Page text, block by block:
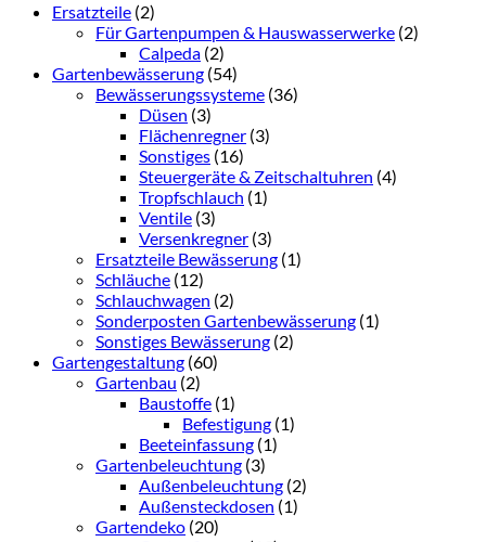
Ersatzteile (2)
Für Gartenpumpen & Hauswasserwerke (2)
Calpeda (2)
Gartenbewässerung (54)
Bewässerungssysteme (36)
Düsen (3)
Flächenregner (3)
Sonstiges (16)
Steuergeräte & Zeitschaltuhren (4)
Tropfschlauch (1)
Ventile (3)
Versenkregner (3)
Ersatzteile Bewässerung (1)
Schläuche (12)
Schlauchwagen (2)
Sonderposten Gartenbewässerung (1)
Sonstiges Bewässerung (2)
Gartengestaltung (60)
Gartenbau (2)
Baustoffe (1)
Befestigung (1)
Beeteinfassung (1)
Gartenbeleuchtung (3)
Außenbeleuchtung (2)
Außensteckdosen (1)
Gartendeko (20)